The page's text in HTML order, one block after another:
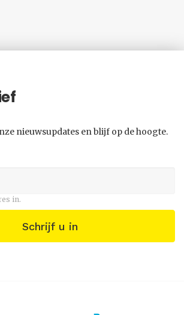
nieuwsupdates en blijf op de hoogte.
in.
Schrijf u in